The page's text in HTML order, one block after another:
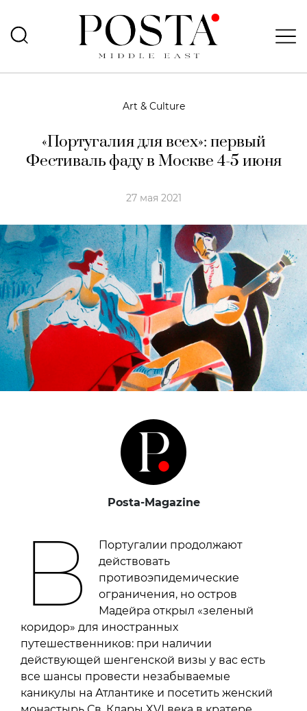
Art & Culture
«Португалия для всех»: первый
Фестиваль фаду в Москве 4-5 июня
27 мая 2021
Posta-Magazine
В
Португалии продолжают
действовать
противоэпидемические
ограничения, но остров
Мадейра открыл «зеленый
коридор» для иностранных
путешественников: при наличии
действующей шенгенской визы у вас есть
все шансы провести незабываемые
каникулы на Атлантике и посетить женский